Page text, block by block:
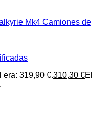
Camiones de
era: 319,90 €.310,30 €El